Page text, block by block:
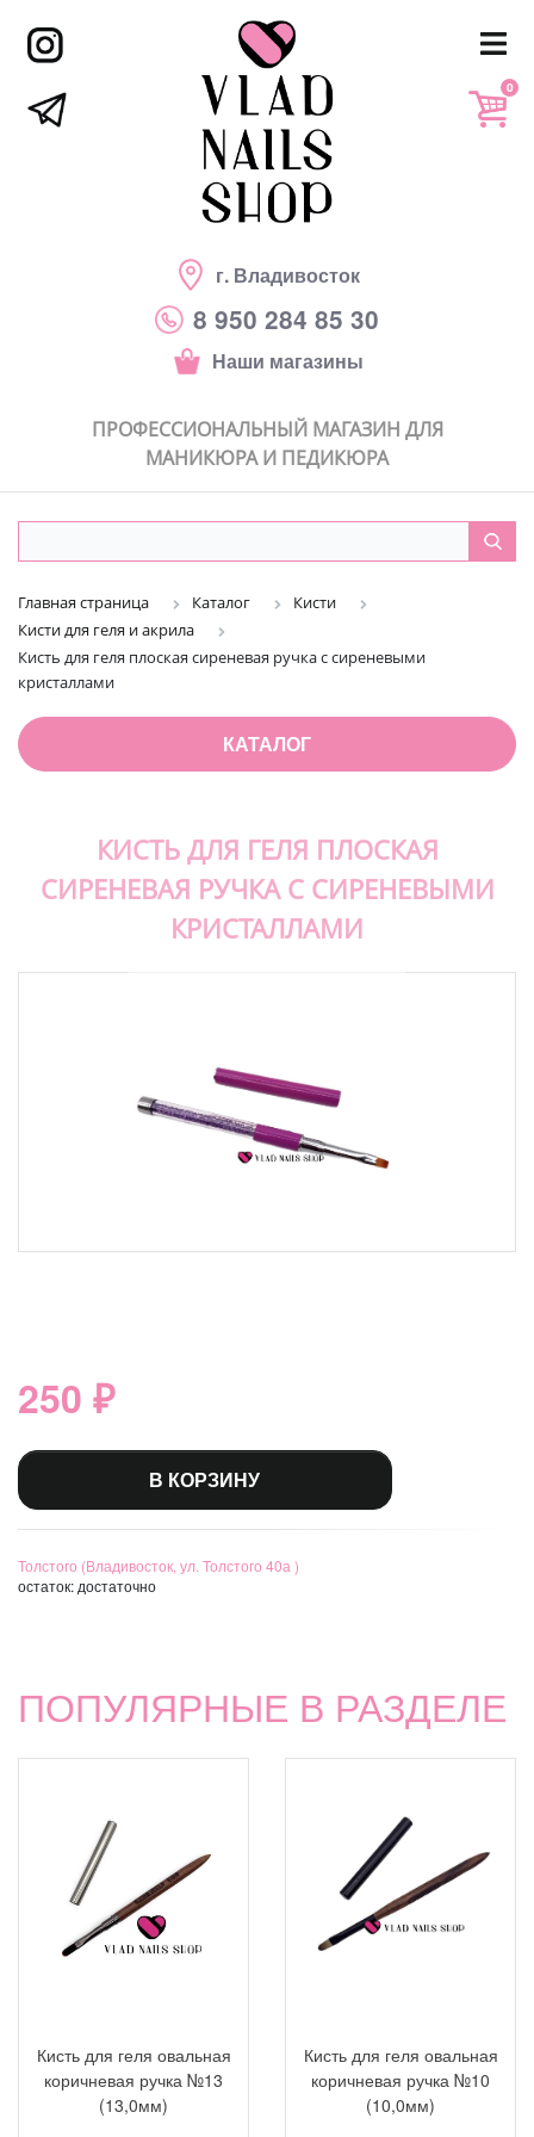
г. Владивосток
8 950 284 85 30
Наши магазины
0
ПРОФЕССИОНАЛЬНЫЙ МАГАЗИН ДЛЯ
МАНИКЮРА И ПЕДИКЮРА
Главная страница Каталог
Кисти
Кисти для геля и акрила
Кисть для геля плоская сиреневая ручка с сиреневыми
кристаллами
КАТАЛОГ
КИСТЬ ДЛЯ ГЕЛЯ ПЛОСКАЯ
СИРЕНЕВАЯ РУЧКА С СИРЕНЕВЫМИ
КРИСТАЛЛАМИ
250 ₽
В КОРЗИНУ
Толстого (Владивосток, ул. Толстого 40а )
остаток: достаточно
ПОПУЛЯРНЫЕ В РАЗДЕЛЕ
Кисть для геля овальная
коричневая ручка №13
(13,0мм)
Кисть для геля овальная
коричневая ручка №10
(10,0мм)